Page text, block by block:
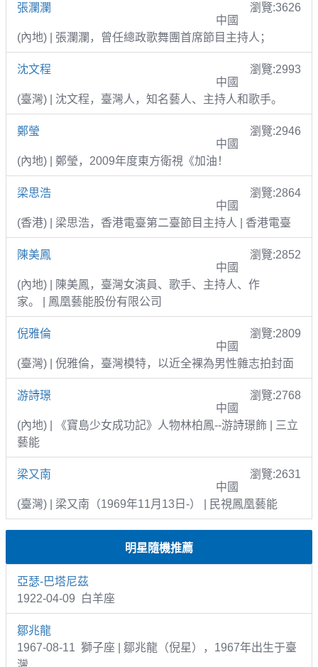
張瀾瀾
瀏覽:3626
中國
(內地) | 張瀾瀾，曾任總政歌舞團首席節目主持人；
沈文程
瀏覽:2993
中國
(臺灣) | 沈文程，臺灣人，知名藝人、主持人和歌手。
鄭瑩
瀏覽:2946
中國
(內地) | 鄭瑩，2009年度東方衛視《加油！
梁思浩
瀏覽:2864
中國
(香港) | 梁思浩，香港電臺第二臺節目主持人 | 香港電臺
陳美鳳
瀏覽:2852
中國
(內地) | 陳美鳳，臺灣女演員、歌手、主持人、作
家。 | 鳳凰藝能股份有限公司
倪雅倫
瀏覽:2809
中國
(臺灣) | 倪雅倫，臺灣模特，以近全裸為男性雜志拍封面
游詩璟
瀏覽:2768
中國
(內地) | 《寶島少女成功記》人物林柏鳳--游詩璟飾 | 三立
藝能
梁又南
瀏覽:2631
中國
(臺灣) | 梁又南（1969年11月13日-） | 民視鳳凰藝能
明星隨機推薦
亞瑟-巴塔尼茲
1922-04-09 白羊座
鄒兆龍
1967-08-11 獅子座 | 鄒兆龍（倪星），1967年出生于臺
灣